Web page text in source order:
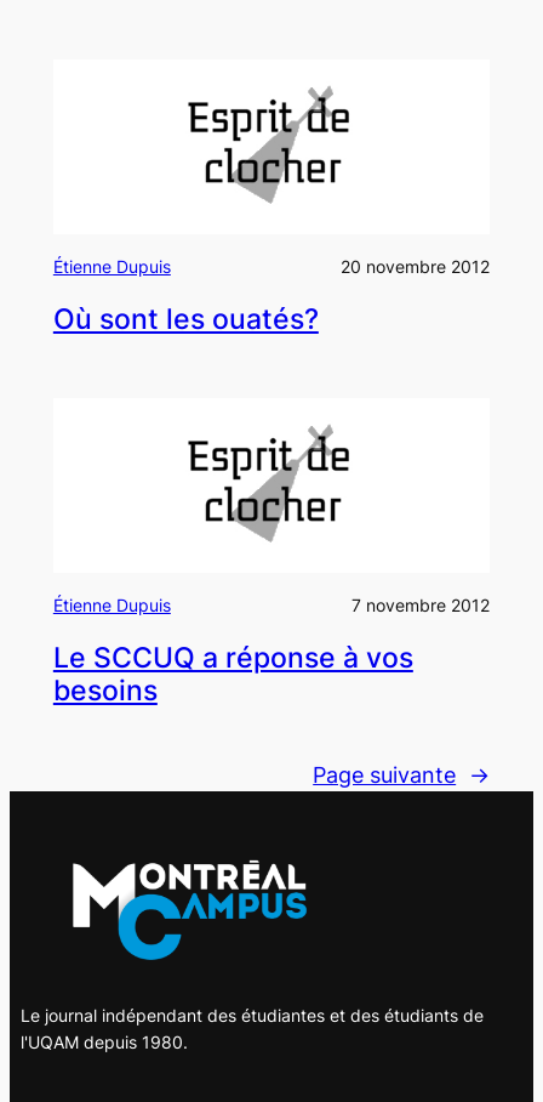
Étienne Dupuis 20 novembre 2012
Où sont les ouatés?
Étienne Dupuis 7 novembre 2012
Le SCCUQ a réponse à vos
besoins
Page suivante →
Le journal indépendant des étudiantes et des étudiants de
l'UQAM depuis 1980.